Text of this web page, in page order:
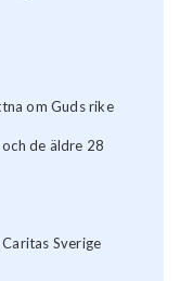
om Guds rike
de äldre 28
Sverige